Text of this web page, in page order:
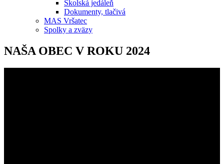
Školská jedáleň
Dokumenty, tlačivá
MAS Vršatec
Spolky a zväzy
NAŠA OBEC V ROKU 2024